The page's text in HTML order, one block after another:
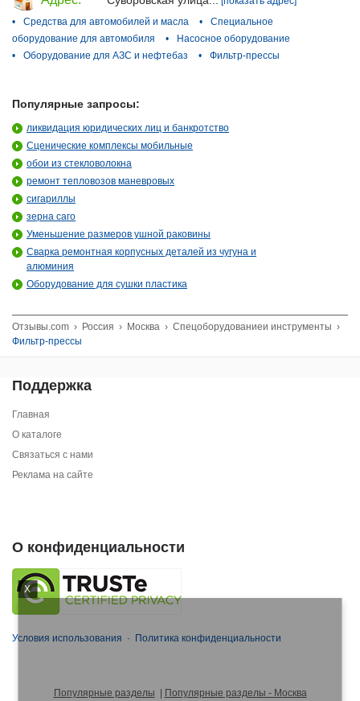
X
•
Средства для автомобилей и масла •
Специальное
оборудование для автомобиля
•
Насосное оборудование
•
Оборудование для АЗС и нефтебаз • Фильтр-прессы
Популярные запросы:
ликвидация юридических лиц и банкротство
Сценические комплексы мобильные
обои из стекловолокна
ремонт тепловозов маневровых
сигариллы
зерна саго
Уменьшение размеров ушной раковины
Сварка ремонтная корпусных деталей из чугуна и
алюминия
Оборудование для сушки пластика
Отзывы.com › Россия › Москва › Спецоборудованиеи инструменты ›
Фильтр-прессы
Поддержка
Главная
О каталоге
Связаться с нами
Реклама на сайте
О конфиденциальности
Условия использования · Политика конфиденциальности
Популярные разделы | Популярные разделы - Москва